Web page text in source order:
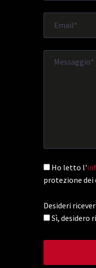
Ho letto l'
protezione dei
Desideri
Sì, desidero